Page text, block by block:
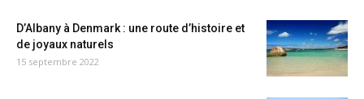
D’Albany à Denmark : une route d’histoire et
de joyaux naturels
15 septembre 2022